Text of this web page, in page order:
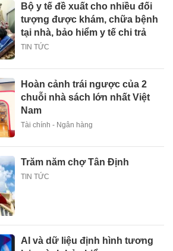
Bộ y tế đề xuất cho nhiều đối
tượng được khám, chữa bệnh
tại nhà, bảo hiểm y tế chi trả
TIN TỨC
Hoàn cảnh trái ngược của 2
chuỗi nhà sách lớn nhất Việt
Nam
Tài chính - Ngân hàng
Trăm năm chợ Tân Định
TIN TỨC
AI và dữ liệu định hình tương